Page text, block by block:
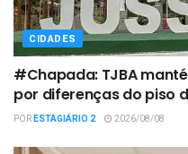
CIDADES
#Chapada: TJBA
por diferenças do piso
PORESTAGIÁRIO 2 2026/08/08